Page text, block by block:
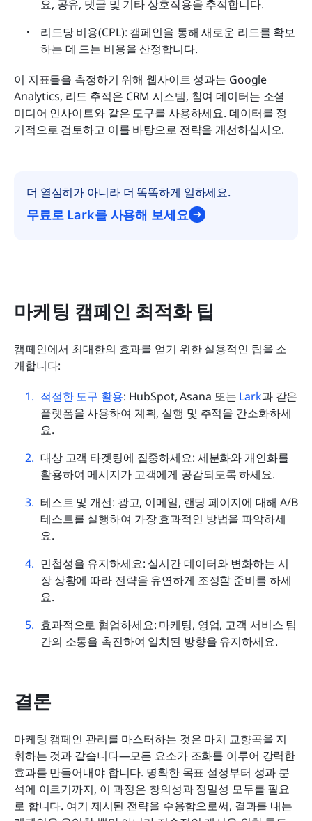
요, 공유, 댓글 및 기타 상호작용을 추적합니다.
리드당 비용(CPL): 캠페인을 통해 새로운 리드를 확보
하는 데 드는 비용을 산정합니다.
이 지표들을 측정하기 위해 웹사이트 성과는 Google
Analytics, 리드 추적은 CRM 시스템, 참여 데이터는 소셜
미디어 인사이트와 같은 도구를 사용하세요. 데이터를 정
기적으로 검토하고 이를 바탕으로 전략을 개선하십시오.
더 열심히가 아니라 더 똑똑하게 일하세요.
무료로 Lark를 사용해 보세요
마케팅 캠페인 최적화 팁
캠페인에서 최대한의 효과를 얻기 위한 실용적인 팁을 소
개합니다:
적절한 도구 활용: HubSpot, Asana 또는 Lark과 같은
플랫폼을 사용하여 계획, 실행 및 추적을 간소화하세
요.
대상 고객 타겟팅에 집중하세요: 세분화와 개인화를
활용하여 메시지가 고객에게 공감되도록 하세요.
테스트 및 개선: 광고, 이메일, 랜딩 페이지에 대해 A/B
테스트를 실행하여 가장 효과적인 방법을 파악하세
요.
민첩성을 유지하세요: 실시간 데이터와 변화하는 시
장 상황에 따라 전략을 유연하게 조정할 준비를 하세
요.
효과적으로 협업하세요: 마케팅, 영업, 고객 서비스 팀
간의 소통을 촉진하여 일치된 방향을 유지하세요.
결론
마케팅 캠페인 관리를 마스터하는 것은 마치 교향곡을 지
휘하는 것과 같습니다—모든 요소가 조화를 이루어 강력한
효과를 만들어내야 합니다. 명확한 목표 설정부터 성과 분
석에 이르기까지, 이 과정은 창의성과 정밀성 모두를 필요
로 합니다. 여기 제시된 전략을 수용함으로써, 결과를 내는